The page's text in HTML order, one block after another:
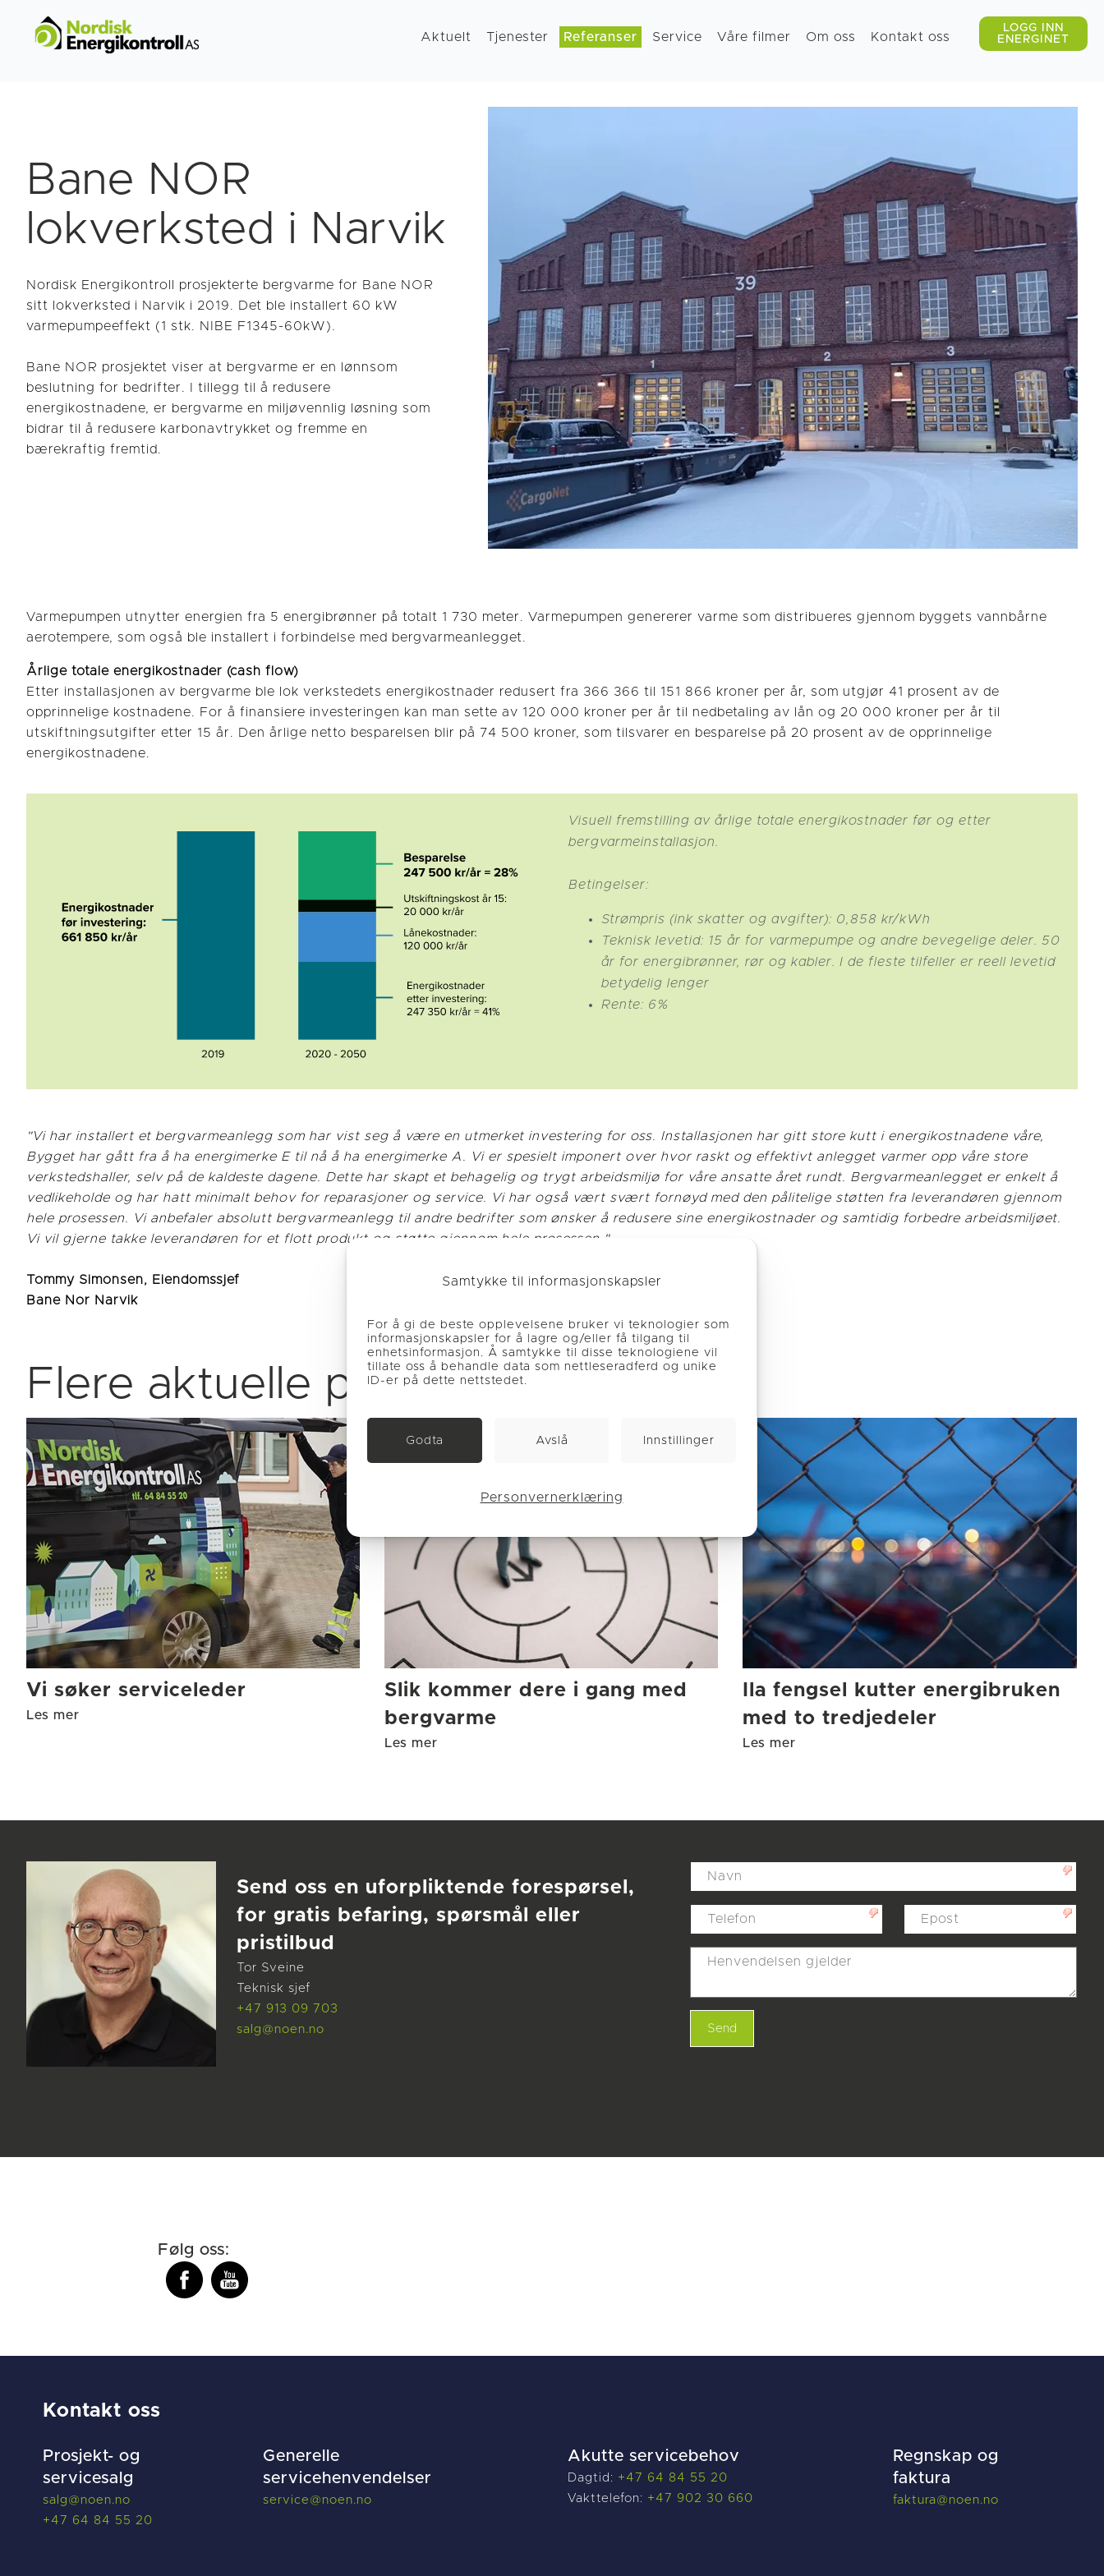
Aktuelt Tjenester Referanser Service Våre filmer Om oss Kontakt oss
Bane NOR
lokverksted i Narvik
Nordisk Energikontroll prosjekterte bergvarme for Bane NOR
sitt lokverksted i Narvik i 2019. Det ble installert 60 kW
varmepumpeeffekt (1 stk. NIBE F1345-60kW).
Bane NOR prosjektet viser at bergvarme er en lønnsom
beslutning for bedrifter. I tillegg til å redusere
energikostnadene, er bergvarme en miljøvennlig løsning som
bidrar til å redusere karbonavtrykket og fremme en
bærekraftig fremtid.
Varmepumpen utnytter energien fra 5 energibrønner på totalt 1 730 meter. Varmepumpen genererer varme som distribueres gjennom byggets vannbårne
aerotempere, som også ble installert i forbindelse med bergvarmeanlegget.
Årlige totale energikostnader (cash flow)
Etter installasjonen av bergvarme ble lok verkstedets energikostnader redusert fra 366 366 til 151 866 kroner per år, som utgjør 41 prosent av de
opprinnelige kostnadene. For å finansiere investeringen kan man sette av 120 000 kroner per år til nedbetaling av lån og 20 000 kroner per år til
utskiftningsutgifter etter 15 år. Den årlige netto besparelsen blir på 74 500 kroner, som tilsvarer en besparelse på 20 prosent av de opprinnelige
energikostnadene.
Visuell fremstilling av årlige totale energikostnader før og etter
bergvarmeinstallasjon.
Betingelser:
Strømpris (ink skatter og avgifter): 0,858 kr/kWh
Teknisk levetid: 15 år for varmepumpe og andre bevegelige deler. 50
år for energibrønner, rør og kabler. I de fleste tilfeller er reell levetid
betydelig lenger
Rente: 6%
"Vi har installert et bergvarmeanlegg som har vist seg å være en utmerket investering for oss. Installasjonen har gitt store kutt i energikostnadene våre,
Bygget har gått fra å ha energimerke E til nå å ha energimerke A. Vi er spesielt imponert over hvor raskt og effektivt anlegget varmer opp våre store
verkstedshaller, selv på de kaldeste dagene. Dette har skapt et behagelig og trygt arbeidsmiljø for våre ansatte året rundt. Bergvarmeanlegget er enkelt å
vedlikeholde og har hatt minimalt behov for reparasjoner og service. Vi har også vært svært fornøyd med den pålitelige støtten fra leverandøren gjennom
hele prosessen. Vi anbefaler absolutt bergvarmeanlegg til andre bedrifter som ønsker å redusere sine energikostnader og samtidig forbedre arbeidsmiljøet.
Vi vil gjerne takke leverandøren for et flott produkt og støtte gjennom hele prosessen."
Tommy Simonsen, Eiendomssjef
Bane Nor Narvik
Flere aktuelle prosjekter
Vi søker serviceleder
Les mer
Slik kommer dere i gang med
bergvarme
Les mer
Ila fengsel kutter energibruken
med to tredjedeler
Les mer
Send oss en uforpliktende forespørsel,
for gratis befaring, spørsmål eller
pristilbud
Tor Sveine
Teknisk sjef
+47 913 09 703
salg@noen.no
Følg oss:
Kontakt oss
Prosjekt- og
servicesalg
salg@noen.no
+47 64 84 55 20
Generelle
servicehenvendelser
service@noen.no
Akutte servicebehov
Dagtid: +47 64 84 55 20
Vakttelefon: +47 902 30 660
Regnskap og
faktura
faktura@noen.no
Samtykke til informasjonskapsler
For å gi de beste opplevelsene bruker vi teknologier som
informasjonskapsler for å lagre og/eller få tilgang til
enhetsinformasjon. Å samtykke til disse teknologiene vil
tillate oss å behandle data som nettleseradferd og unike
ID-er på dette nettstedet.
Godta Avslå Innstillinger
Personvernerklæring